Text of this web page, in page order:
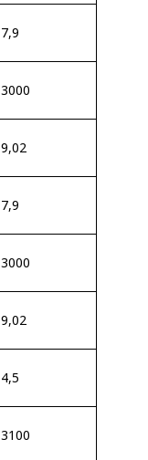
7,9
3000
9,02
7,9
3000
9,02
4,5
3100